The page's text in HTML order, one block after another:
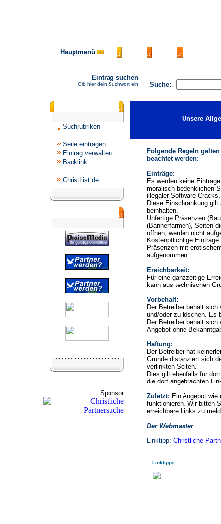
Hauptmenü
Suche:
Eintrag suchen
Gib hier dein Suchwort ein
Suchrubriken
Seite eintragen
Eintrag verwalten
Backlink
ChristList.de
Sponsor
Unsere
Folgende Regeln
beachtet werden:
Einträge:
Es werden keine
moralisch bedenklichen
illegaler Software
Diese Einschränkung
beinhalten.
Unfertige Präsenzen
(Bannerfarmen), Seiten
öffnen, werden nicht
Kostenpflichtige
Präsenzen mit
aufgenommen.
Ereichbarkeit:
Für eine ganzzeitige
kann aus technischen
Vorbehalt:
Der Betreiber behält sich
und/oder zu löschen. Es
Der Betreiber behält sich
Angebot ohne
Haftung:
Der Betreiber hat
Grunde distanziert sich
verlinkten Seiten.
Dies gilt ebenfalls für
die dort angebrachten
Zuletzt: Ein Angebot wie
funktionieren. Wir bitten
erreichbare Links zu
Der Webmaster
Linktipp: Christliche
Linktipps: